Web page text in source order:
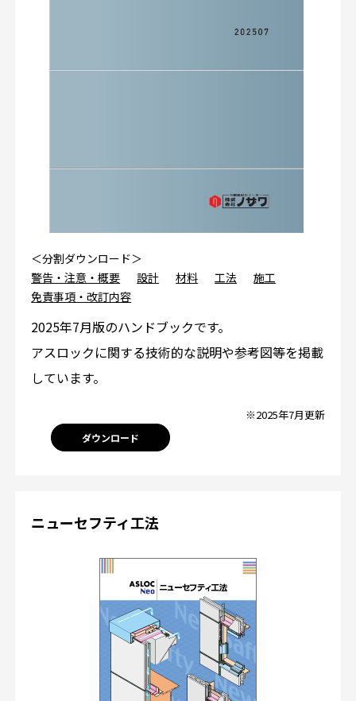
＜分割ダウンロード＞
警告・注意・概要
設計 材料 工法
施工
免責事項・改訂内容
2025年7月版のハンドブックです。
アスロックに関する技術的な説明や参考図等を掲載
しています。
※2025年7月更新
ダウンロード
ニューセフティ工法